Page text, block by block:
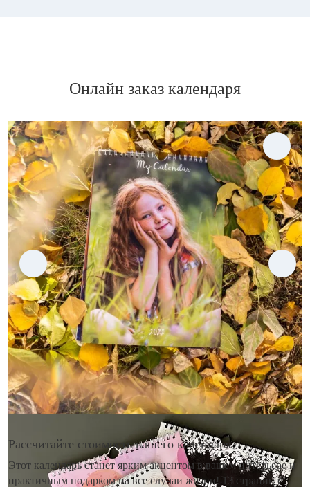
Онлайн заказ календаря
Рассчитайте стоимость вашего календаря
Этот календарь станет ярким акцентом в вашем интерьере и
практичным подарком на все случаи жизни! 13 страниц с